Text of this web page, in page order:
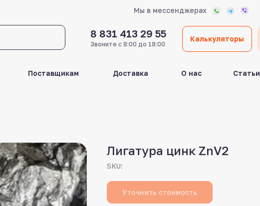
Мы в мессенджерах
Звоните с 8:00 до 18:00
Калькуляторы
Поставщикам Доставка О нас Статьи
8 831 413 29 55
Лигатура цинк ZnV2
SKU:
Уточнить стоимость